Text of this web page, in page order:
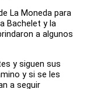
La Moneda para
Bachelet y la
a algunos
y siguen sus
y si se les
a seguir